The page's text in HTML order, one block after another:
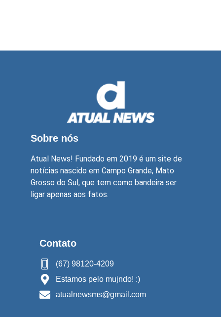
Sobre nós
Atual News! Fundado em 2019 é um site de
notícias nascido em Campo Grande, Mato
Grosso do Sul, que tem como bandeira ser
ligar apenas aos fatos.
Contato
(67) 98120-4209
Estamos pelo mujndo! :)
atualnewsms@gmail.com